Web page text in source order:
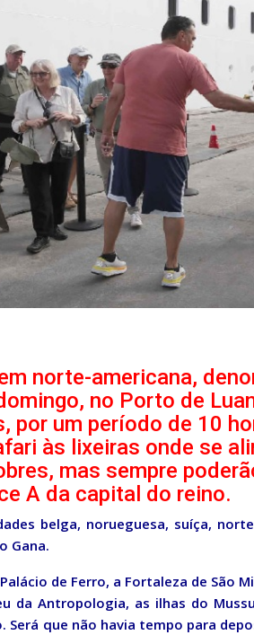
norte-americana,
no Porto de
por um período de 10
às lixeiras onde se
mas sempre
A da capital do reino.
belga, norueguesa, suíça,
Gana.
de Ferro, a Fortaleza de São
da Antropologia, as ilhas do
Será que não havia tempo para